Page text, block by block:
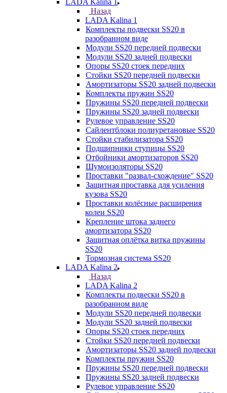
LADA Kalina 1
Назад
LADA Kalina 1
Комплекты подвески SS20 в
разобранном виде
Модули SS20 передней подвески
Модули SS20 задней подвески
Опоры SS20 стоек передних
Стойки SS20 передней подвески
Амортизаторы SS20 задней подвески
Комплекты пружин SS20
Пружины SS20 передней подвески
Пружины SS20 задней подвески
Рулевое управление SS20
Сайлентблоки полиуретановые SS20
Стойки стабилизатора SS20
Подшипники ступицы SS20
Отбойники амортизаторов SS20
Шумоизоляторы SS20
Проставки "развал-схождение" SS20
Защитная проставка для усиления
кузова SS20
Проставки колёсные расширения
колеи SS20
Крепление штока заднего
амортизатора SS20
Защитная оплётка витка пружины
SS20
Тормозная система SS20
LADA Kalina 2
Назад
LADA Kalina 2
Комплекты подвески SS20 в
разобранном виде
Модули SS20 передней подвески
Модули SS20 задней подвески
Опоры SS20 стоек передних
Стойки SS20 передней подвески
Амортизаторы SS20 задней подвески
Комплекты пружин SS20
Пружины SS20 передней подвески
Пружины SS20 задней подвески
Рулевое управление SS20